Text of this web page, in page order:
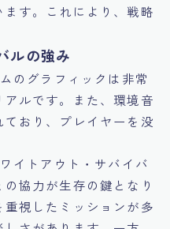
す。これにより、戦略
ルの強み
のグラフィックは非常
ルです。また、環境音
おり、プレイヤーを没
イトアウト・サバイバ
協力が生存の鍵となり
視したミッションが多